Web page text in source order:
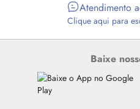
Atendimento
Clique aqui para
Baixe